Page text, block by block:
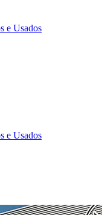
e Usados
e Usados